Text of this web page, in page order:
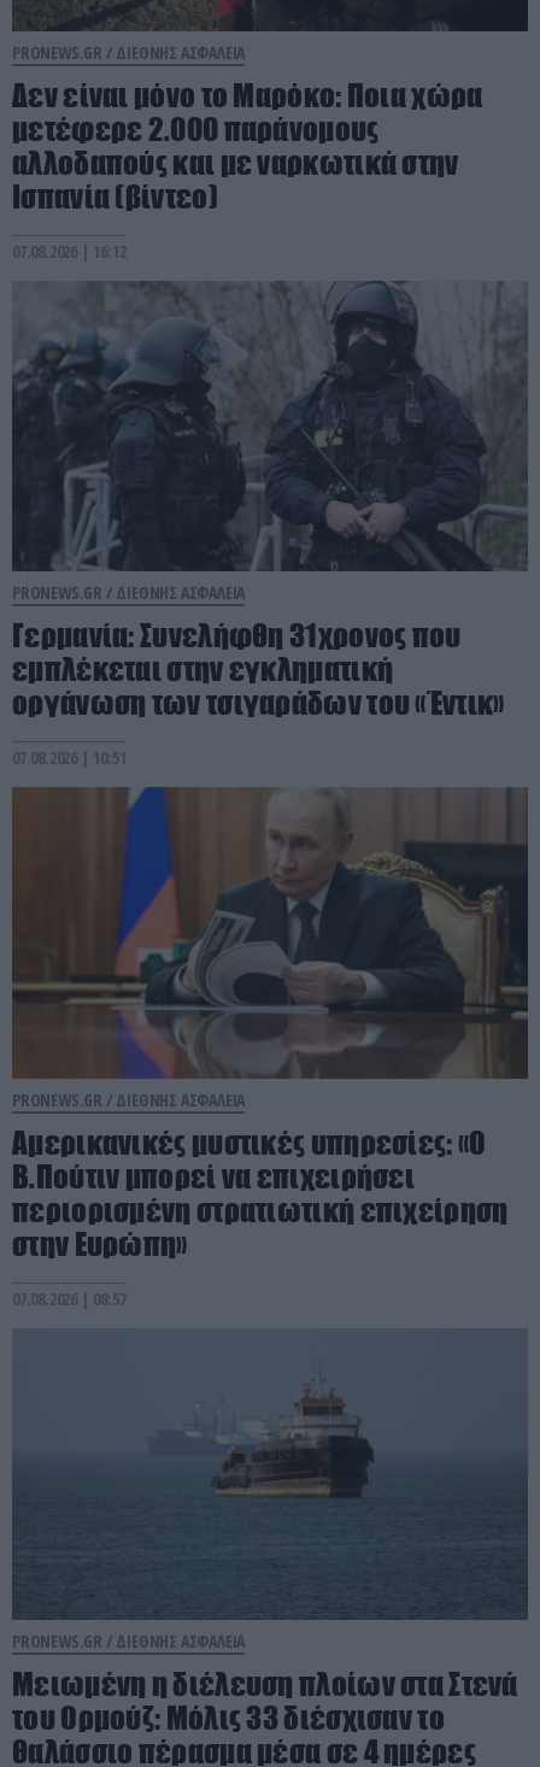
PRONEWS.GR / ΔΙΕΘΝΗΣ ΑΣΦΑΛΕΙΑ
Δεν είναι μόνο το Μαρόκο: Ποια χώρα
μετέφερε 2.000 παράνομους
αλλοδαπούς και με ναρκωτικά στην
Ισπανία (βίντεο)
07.08.2026 | 16:12
PRONEWS.GR / ΔΙΕΘΝΗΣ ΑΣΦΑΛΕΙΑ
Γερμανία: Συνελήφθη 31χρονος που
εμπλέκεται στην εγκληματική
οργάνωση των τσιγαράδων του «Έντικ»
07.08.2026 | 10:51
PRONEWS.GR / ΔΙΕΘΝΗΣ ΑΣΦΑΛΕΙΑ
Αμερικανικές μυστικές υπηρεσίες: «Ο
Β.Πούτιν μπορεί να επιχειρήσει
περιορισμένη στρατιωτική επιχείρηση
στην Ευρώπη»
07.08.2026 | 08:57
PRONEWS.GR / ΔΙΕΘΝΗΣ ΑΣΦΑΛΕΙΑ
Μειωμένη η διέλευση πλοίων στα Στενά
του Ορμούζ: Μόλις 33 διέσχισαν το
θαλάσσιο πέρασμα μέσα σε 4 ημέρες